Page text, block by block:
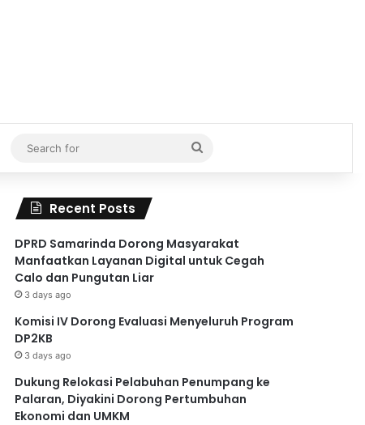
Search
for
Recent Posts
DPRD Samarinda Dorong Masyarakat
Manfaatkan Layanan Digital untuk Cegah
Calo dan Pungutan Liar
3 days ago
Komisi IV Dorong Evaluasi Menyeluruh Program
DP2KB
3 days ago
Dukung Relokasi Pelabuhan Penumpang ke
Palaran, Diyakini Dorong Pertumbuhan
Ekonomi dan UMKM